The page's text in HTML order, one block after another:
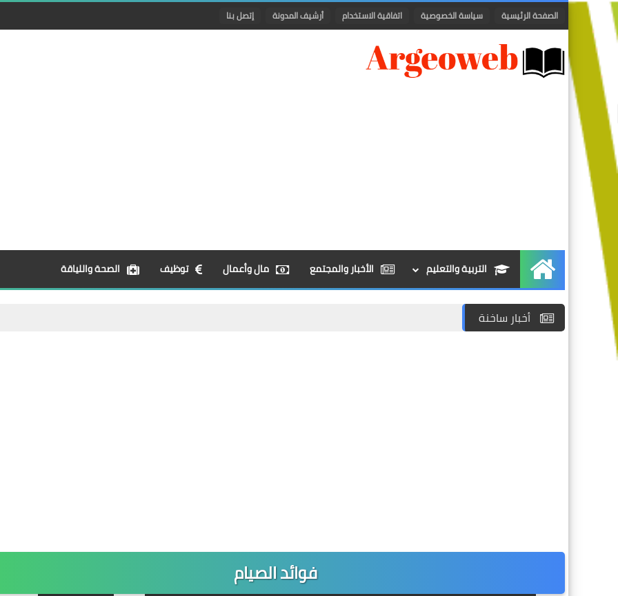
الصفحة الرئيسية سياسة الخصوصية اتفاقية الاستخدام أرشيف المدونة إتصل بنا
الرئيسية التربية والتعليم الأخبار والمجتمع مال وأعمال توظيف الصحة واللياقة
أخبار ساخنة
فوائد الصيام